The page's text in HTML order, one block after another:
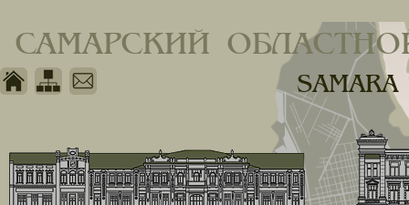
САМАРСКИЙ